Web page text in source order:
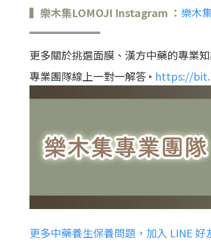
▍樂木集LOMOJI Instagram ： 樂木
═════
更多關於挑選面膜、漢方中藥的專業
專業團隊線上一對一解答 ‣ https://
更多中藥養生保養問題，加入 LINE 好